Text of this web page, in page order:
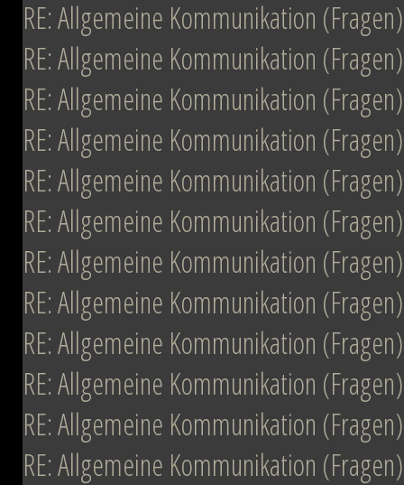
RE: Allgemeine Kommunikation (Fragen)
RE: Allgemeine Kommunikation (Fragen)
RE: Allgemeine Kommunikation (Fragen)
RE: Allgemeine Kommunikation (Fragen)
RE: Allgemeine Kommunikation (Fragen)
RE: Allgemeine Kommunikation (Fragen)
RE: Allgemeine Kommunikation (Fragen)
RE: Allgemeine Kommunikation (Fragen)
RE: Allgemeine Kommunikation (Fragen)
RE: Allgemeine Kommunikation (Fragen)
RE: Allgemeine Kommunikation (Fragen)
RE: Allgemeine Kommunikation (Fragen)